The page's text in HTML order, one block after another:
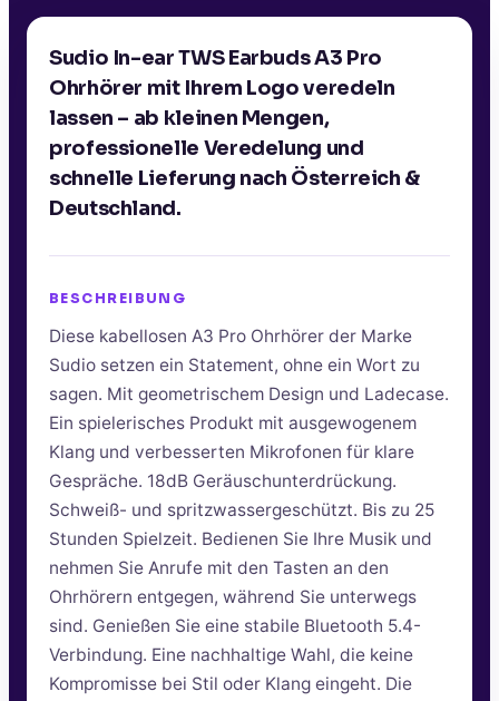
Sudio In-ear TWS Earbuds A3 Pro
Ohrhörer mit Ihrem Logo veredeln
lassen – ab kleinen Mengen,
professionelle Veredelung und
schnelle Lieferung nach Österreich &
Deutschland.
BESCHREIBUNG
Diese kabellosen A3 Pro Ohrhörer der Marke
Sudio setzen ein Statement, ohne ein Wort zu
sagen. Mit geometrischem Design und Ladecase.
Ein spielerisches Produkt mit ausgewogenem
Klang und verbesserten Mikrofonen für klare
Gespräche. 18dB Geräuschunterdrückung.
Schweiß- und spritzwassergeschützt. Bis zu 25
Stunden Spielzeit. Bedienen Sie Ihre Musik und
nehmen Sie Anrufe mit den Tasten an den
Ohrhörern entgegen, während Sie unterwegs
sind. Genießen Sie eine stabile Bluetooth 5.4-
Verbindung. Eine nachhaltige Wahl, die keine
Kompromisse bei Stil oder Klang eingeht. Die